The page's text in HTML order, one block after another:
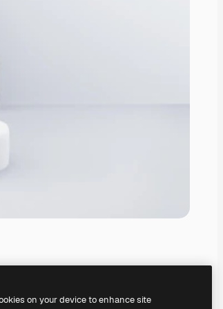
on your device to enhance site